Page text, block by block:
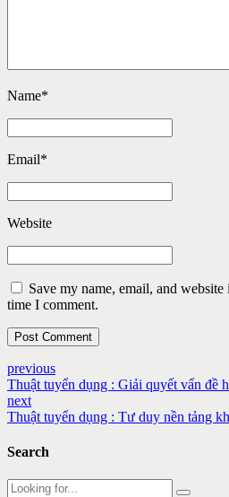
Name*
Email*
Website
Save my name, email, and
time I comment.
Post Comment
previous
Thuật tuyển dụng : Giải quyết vấn đề
next
Thuật tuyển dụng : Tư duy nền tảng
Search